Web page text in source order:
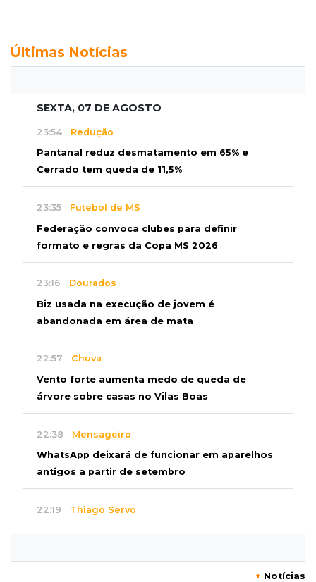
Últimas Notícias
SEXTA, 07 DE AGOSTO
23:54 Redução
Pantanal reduz desmatamento em 65% e
Cerrado tem queda de 11,5%
23:35 Futebol de MS
Federação convoca clubes para definir
formato e regras da Copa MS 2026
23:16 Dourados
Biz usada na execução de jovem é
abandonada em área de mata
22:57 Chuva
Vento forte aumenta medo de queda de
árvore sobre casas no Vilas Boas
22:38 Mensageiro
WhatsApp deixará de funcionar em aparelhos
antigos a partir de setembro
22:19 Thiago Servo
+ Notícias